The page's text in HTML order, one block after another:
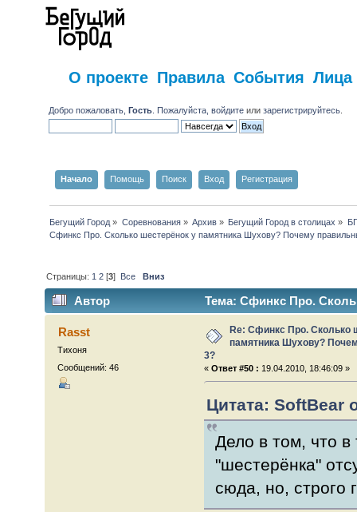
О проекте Правила События Лица
Добро пожаловать,Гость . Пожалуйста,войдите илизарегистрируйтесь
Начало Помощь Поиск Вход Регистрация
Бегущий Город » Соревнования» Архив » Бегущий Город в столицах »
Сфинкс Про. Сколько шестерёнок у памятника Шухову? Почему
Страницы: 1 2 [3] Все Вниз
Автор
Тема: Сфинкс Про.
ответ - 3? (Прочитано 40570 раз)
Rasst
Тихоня
Сообщений: 46
Re: Сфинкс Про. Сколько
памятника Шухову?
3?
« Ответ #50 : 19.04.2010, 18:46:09 »
Цитата: SoftBear
Дело в том, что в
"шестерёнка"
сюда, но, строго